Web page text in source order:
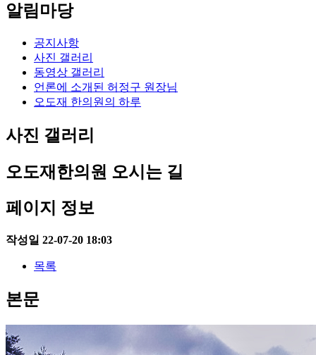
알림마당
공지사항
사진 갤러리
동영상 갤러리
언론에 소개된 허정구 원장님
오도재 한의원의 하루
사진 갤러리
오도재한의원 오시는 길
페이지 정보
작성일 22-07-20 18:03
목록
본문